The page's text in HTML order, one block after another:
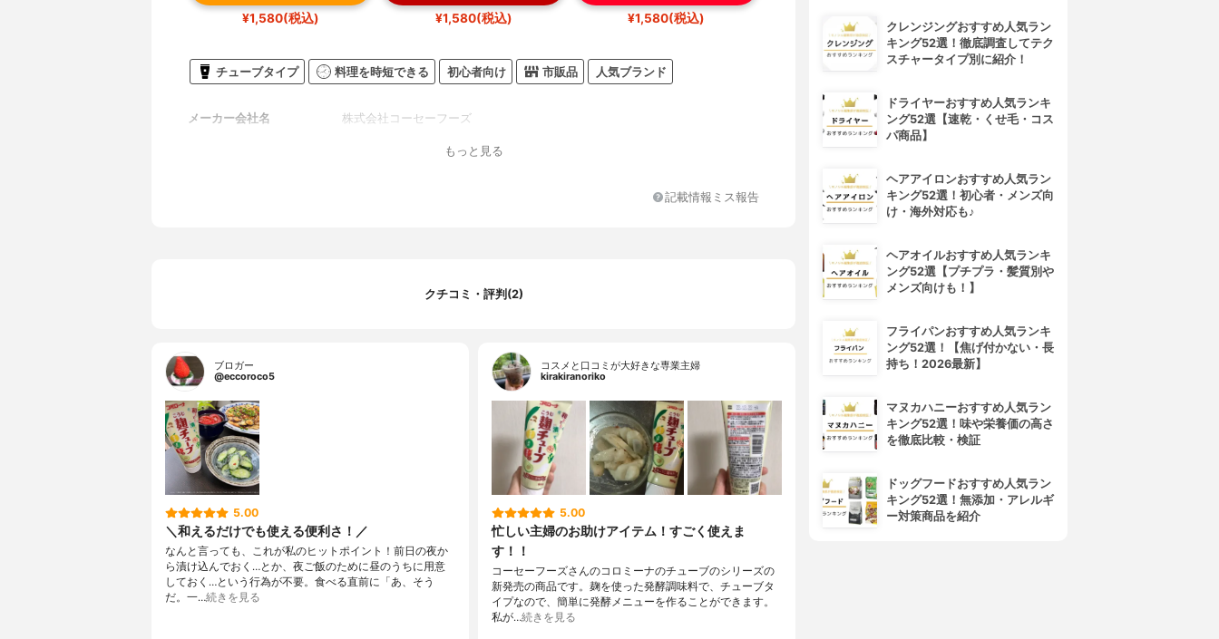
¥1,580(税込) ¥1,580(税込) ¥1,580(税込)
チューブタイプ 料理を時短できる 初心者向け 市販品 人気ブランド
メーカー会社名 株式会社コーセーフーズ
もっと見る
記載情報ミス報告
クチコミ・評判(2)
ブロガー
@eccoroco5
5.00
＼和えるだけでも使える便利さ！／
なんと言っても、これが私のヒットポイント！前日の夜か
ら漬け込んでおく…とか、夜ご飯のために昼のうちに用意
しておく…という行為が不要。食べる直前に「あ、そう
だ。一…続きを見る
コスメと口コミが大好きな専業主婦
kirakiranoriko
5.00
忙しい主婦のお助けアイテム！すごく使えま
す！！
コーセーフーズさんのコロミーナのチューブのシリーズの
新発売の商品です。麹を使った発酵調味料で、チューブタ
イプなので、簡単に発酵メニューを作ることができます。
私が…続きを見る
クレンジングおすすめ人気ラン
キング52選！徹底調査してテク
スチャータイプ別に紹介！
ドライヤーおすすめ人気ランキ
ング52選【速乾・くせ毛・コス
パ商品】
ヘアアイロンおすすめ人気ラン
キング52選！初心者・メンズ向
け・海外対応も♪
ヘアオイルおすすめ人気ランキ
ング52選【プチプラ・髪質別や
メンズ向けも！】
フライパンおすすめ人気ランキ
ング52選！【焦げ付かない・長
持ち！2026最新】
マヌカハニーおすすめ人気ラン
キング52選！味や栄養価の高さ
を徹底比較・検証
ドッグフードおすすめ人気ラン
キング52選！無添加・アレルギ
ー対策商品を紹介